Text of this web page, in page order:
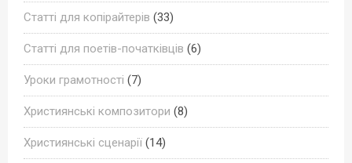
Статті для копірайтерів (33)
Статті для поетів-початківців (6)
Уроки грамотності (7)
Християнські композитори (8)
Християнські сценарії (14)